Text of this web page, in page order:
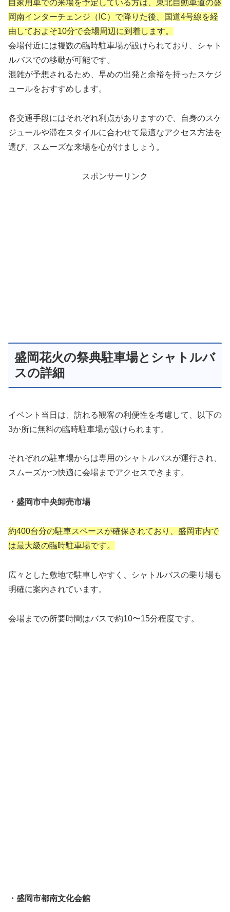
自家用車での来場を予定している方は、東北自動車道の盛
岡南インターチェンジ（IC）で降りた後、国道4号線を経
由しておよそ10分で会場周辺に到着します。
会場付近には複数の臨時駐車場が設けられており、シャト
ルバスでの移動が可能です。
混雑が予想されるため、早めの出発と余裕を持ったスケジ
ュールをおすすめします。
各交通手段にはそれぞれ利点がありますので、自身のスケ
ジュールや滞在スタイルに合わせて最適なアクセス方法を
選び、スムーズな来場を心がけましょう。
スポンサーリンク
盛岡花火の祭典駐車場とシャトルバ
スの詳細
イベント当日は、訪れる観客の利便性を考慮して、以下の
3か所に無料の臨時駐車場が設けられます。
それぞれの駐車場からは専用のシャトルバスが運行され、
スムーズかつ快適に会場までアクセスできます。
・盛岡市中央卸売市場
約400台分の駐車スペースが確保されており、盛岡市内で
は最大級の臨時駐車場です。
広々とした敷地で駐車しやすく、シャトルバスの乗り場も
明確に案内されています。
会場までの所要時間はバスで約10〜15分程度です。
・盛岡市都南文化会館